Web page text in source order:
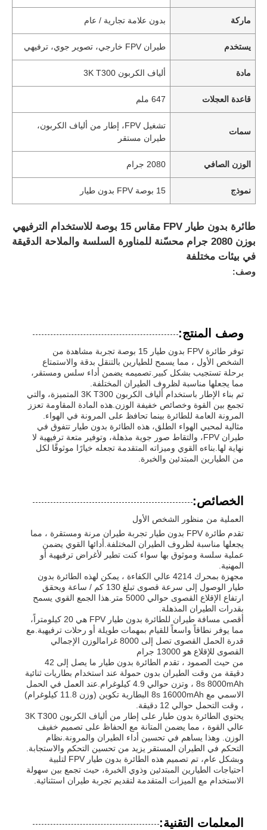
الرئيسية
معلومات عنا
ماركة بدون علامة تجارية / عام
يستخدم طيران FPV خارجي، تصوير جوي، ترفيهي
مادة ألياف الكربون 3K T300
قاعدة العجلات 647 ملم
سمات
تشغيل FPV، إطار من ألياف الكربون،
طيران مستقر
الوزن الصافي 2080 جرام
نموذج 15 بوصة FPV بدون طيار
طائرة بدون طيار FPV مقاس 15 بوصة للاستخدام الترفيهي
بوزن 2080 جرام محسّنة للمناورة السلسة والملاحة الدقيقة
في بيئات مختلفة
وصف:
وصف المنتج:
توفر طائرة FPV بدون طيار 15 بوصة تجربة مشاهدة من
الشخص الأول ، مما يسمح للطيارين بالتنقل بدقة والاستمتاع
برحلة تستجيب بشكل كبير.تصميمه يضمن أداء سلس ومستقر،
مما يجعلها مناسبة لظروف الطيران المختلفة.
تم بناء الإطار باستخدام ألياف الكربون 3K T300 المتميزة، والتي
تجمع بين القوة وخصائص خفيفة الوزن.هذه المادة المقاومة تعزز
المرونة العامة للطائرة بينما تحافظ على المرونة في الهواء.
مثالية لمحبي الهواء الطلق، هذه الطائرة بدون طيار تتفوق في
طيران FPV، والتقاط صور جوية مذهلة، وتوفير متعة ترفيهية لا
نهاية لها.بناءه القوي وميزاته المتقدمة تجعله خيارًا موثوقًا لكل
من الطيارين المبتدئين والخبرة.
الخصائص:
العملية من منظور الشخص الأول
تقدم طائرة FPV بدون طيار تجربة طيران مرنة ومستقرة ، مما
يجعلها مناسبة لظروف الطيران المختلفة.أدائها القوي يضمن
عملية سلسة وموثوق بها سواء كنت تطير لأغراض ترفيهية أو
المهنية.
مجهزة بمحرك 4214 عالي الكفاءة ، يمكن لهذه الطائرة بدون
طيار الوصول إلى سرعة قصوى تبلغ 130 كم / ساعة ويحقق
ارتفاع الإقلاع القصوى حوالي 5000 متر.هذا الجمع القوي يسمح
بقدرات الطيران المذهلة.
أقصى مسافة طيران للطائرة بدون طيار FPV هي 20 كيلومتراً،
مما يوفر نطاقاً واسعاً للقيام بمهمات طويلة أو رحلات ترفيهية.مع
قدرة الحمل القصوى تصل إلى 8000 غرامالوزن الإجمالي
القصوى للإقلاع هو 13000 جرام
من حيث الصمود ، تقدم الطائرة بدون طيار ما يصل إلى 42
دقيقة من وقت الطيران بدون حمولة عند استخدام بطاريات ثنائية
8s 8000mAh ، وتزن حوالي 4.9 كيلوغرام.عند العمل في الحمل
الاسمي مع 8s 16000mAh البطارية تكوين (وزن 11.8 كيلوغرام)
، وقت التحمل حوالي 12 دقيقة.
يحتوي الطائرة بدون طيار على إطار من ألياف الكربون 3K T300
عالي القوة ، مما يضمن المتانة مع الحفاظ على تصميم خفيف
الوزن. وهذا يساهم في تحسين أداء الطيران والمرونة.نظام
التحكم في الطيران المستقر يزيد من تحسين التحكم والاستجابة.
وبشكل عام، تم تصميم هذه الطائرة بدون طيار FPV لتلبية
احتياجات الطيارين المبتدئين وذوي الخبرة، حيث تجمع بين سهولة
الاستخدام مع الميزات المتقدمة لتقديم تجربة طيران استثنائية.
المعلمات التقنية: